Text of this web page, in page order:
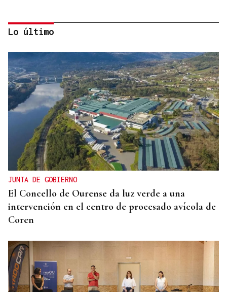
CUENTA CON ANTECEDENTES
Despliegue policial en Redondela por un hombre
atrincherado en su vivienda
Lo último
JUNTA DE GOBIERNO
El Concello de Ourense da luz verde a una
intervención en el centro de procesado avícola de
Coren